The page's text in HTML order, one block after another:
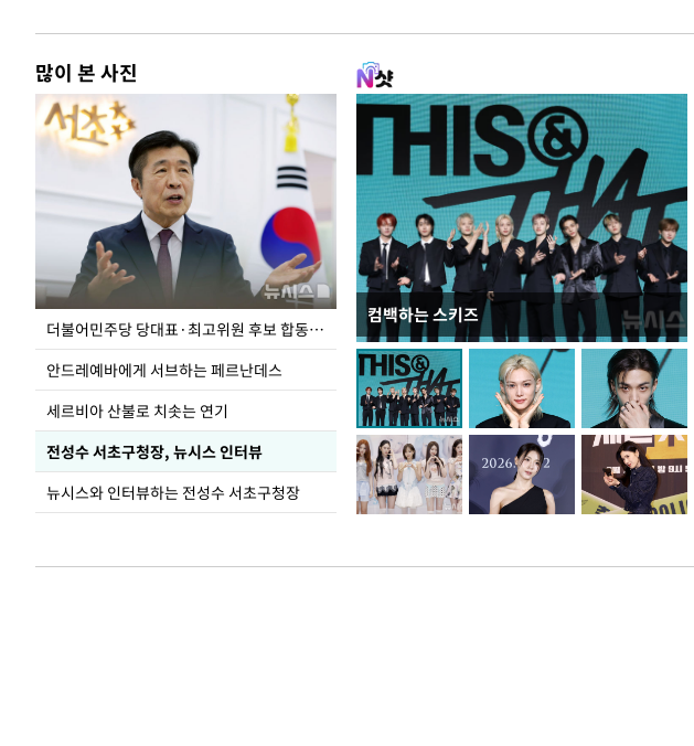
많이 본 사진
더불어민주당 당대표·최고위원 후보 합동연설회
안드레예바에게 서브하는 페르난데스
세르비아 산불로 치솟는 연기
전성수 서초구청장, 뉴시스 인터뷰
뉴시스와 인터뷰하는 전성수 서초구청장
컴백하는 스키즈
이 대통령, 국가폭력 피해자에 위로·사과…"국가
가 책임지고 치유"